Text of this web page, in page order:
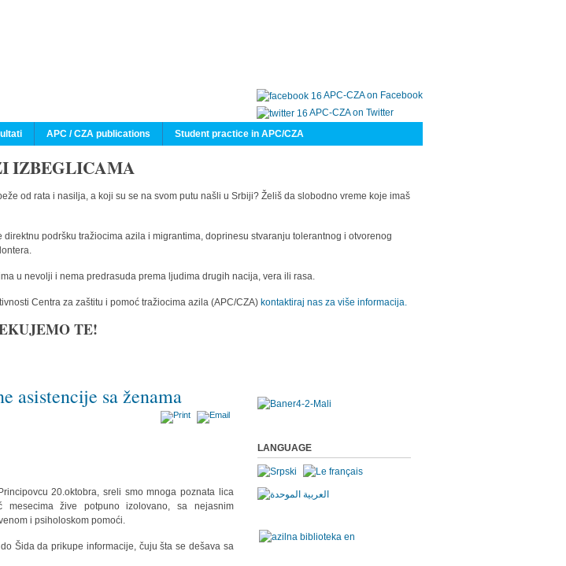
APC-CZA on Facebook
APC-CZA on Twitter
APC / CZA publications Student practice in APC/CZA
IZBEGLICAMA
od rata i nasilja, a koji su se na svom putu našli u Srbiji? Želiš da slobodno vreme koje imaš
podršku tražiocima azila i migrantima, doprinesu stvaranju tolerantnog i otvorenog
u nevolji i nema predrasuda prema ljudima drugih nacija, vera ili rasa.
Centra za zaštitu i pomoć tražiocima azila (APC/CZA) kontaktiraj nas za više informacija.
TE!
asistencije sa ženama
20.oktobra, sreli smo mnoga poznata lica
žive potpuno izolovano, sa nejasnim
i psiholoskom pomoći.
Šida da prikupe informacije, čuju šta se dešava sa
LANGUAGE